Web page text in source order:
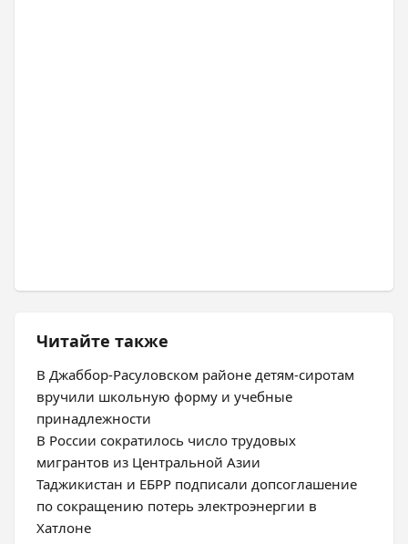
Читайте также
В Джаббор-Расуловском районе детям-сиротам
вручили школьную форму и учебные
принадлежности
В России сократилось число трудовых
мигрантов из Центральной Азии
Таджикистан и ЕБРР подписали допсоглашение
по сокращению потерь электроэнергии в
Хатлоне